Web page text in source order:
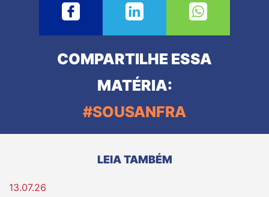
COMPARTILHE ESSA
MATÉRIA:
#SOUSANFRA
LEIA TAMBÉM
13.07.26